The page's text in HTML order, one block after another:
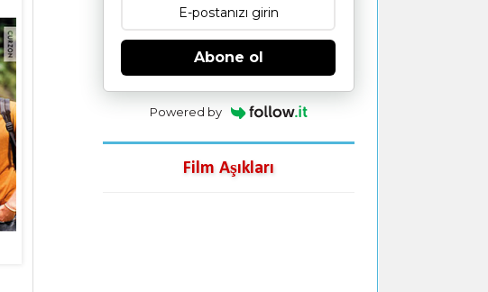
Abone ol
Powered by
Film Aşıkları